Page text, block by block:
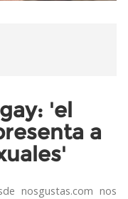
'el
a
nosgustas.com nos